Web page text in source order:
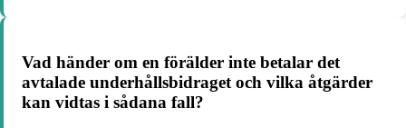
Vad händer om en förälder inte betalar det
avtalade underhållsbidraget och vilka åtgärder
kan vidtas i sådana fall?